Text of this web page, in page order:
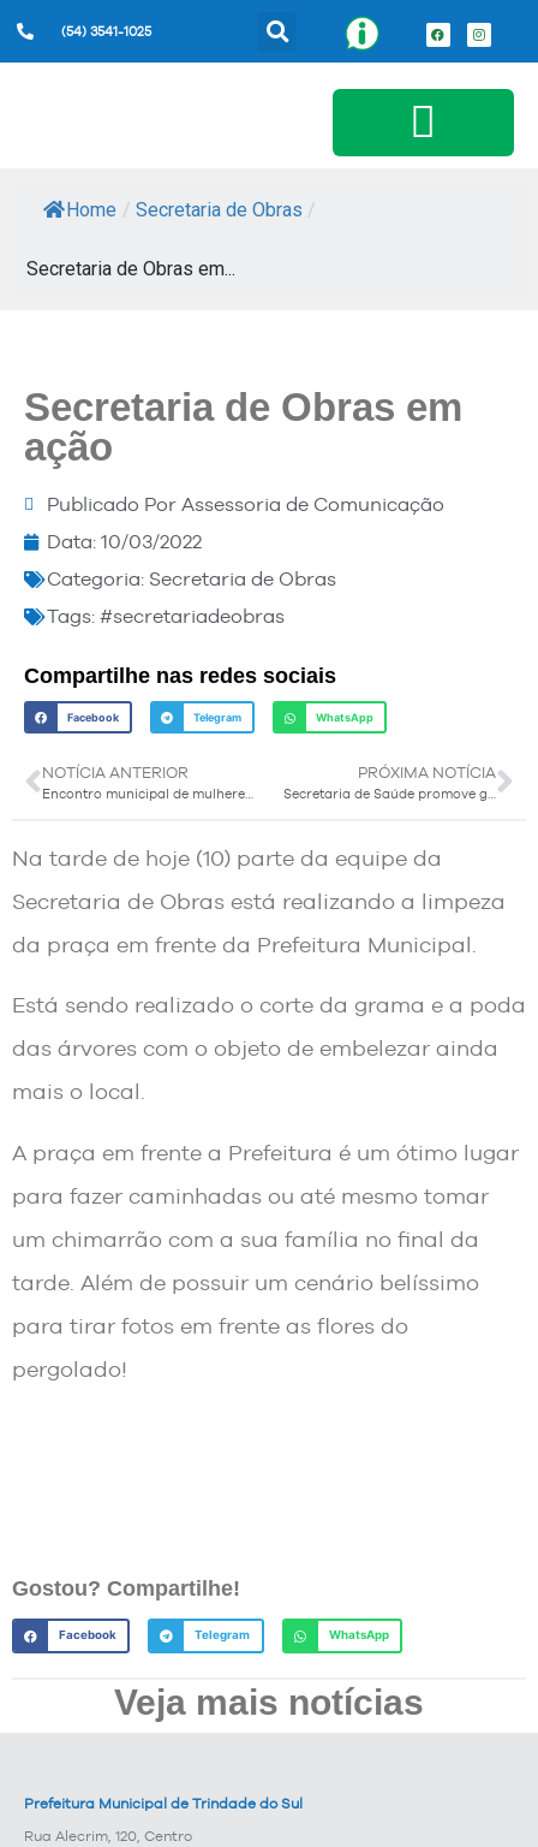
(54) 3541-1025
Home / Secretaria de Obras /
Secretaria de Obras em...
Secretaria de Obras em
ação
Publicado Por Assessoria de Comunicação
Data: 10/03/2022
Categoria: Secretaria de Obras
Tags: #secretariadeobras
Compartilhe nas redes sociais
Facebook Telegram WhatsApp
NOTÍCIA ANTERIOR PRÓXIMA NOTÍCIA
Na tarde de hoje (10) parte da equipe da
Secretaria de Obras está realizando a limpeza
da praça em frente da Prefeitura Municipal.
Está sendo realizado o corte da grama e a poda
das árvores com o objeto de embelezar ainda
mais o local.
A praça em frente a Prefeitura é um ótimo lugar
para fazer caminhadas ou até mesmo tomar
um chimarrão com a sua família no final da
tarde. Além de possuir um cenário belíssimo
para tirar fotos em frente as flores do
pergolado!
Gostou? Compartilhe!
Facebook Telegram WhatsApp
Veja mais notícias
Prefeitura Municipal de Trindade do Sul
Rua Alecrim, 120, Centro